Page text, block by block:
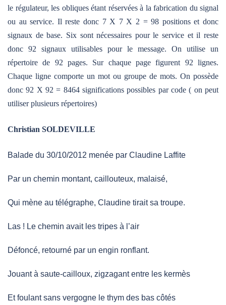
le régulateur, les obliques étant réservées à la fabrication du signal
ou au service. Il reste donc 7 X 7 X 2 = 98 positions et donc
signaux de base. Six sont nécessaires pour le service et il reste
donc 92 signaux utilisables pour le message. On utilise un
répertoire de 92 pages. Sur chaque page figurent 92 lignes.
Chaque ligne comporte un mot ou groupe de mots. On possède
donc 92 X 92 = 8464 significations possibles par code ( on peut
utiliser plusieurs répertoires)
Christian SOLDEVILLE
Balade du 30/10/2012 menée par Claudine Laffite
Par un chemin montant, caillouteux, malaisé,
Qui mène au télégraphe, Claudine tirait sa troupe.
Las ! Le chemin avait les tripes à l’air
Défoncé, retourné par un engin ronflant.
Jouant à saute-cailloux, zigzagant entre les kermès
Et foulant sans vergogne le thym des bas côtés